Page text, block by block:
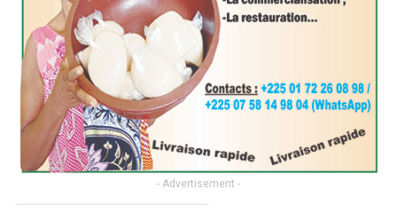
- Advertisement -